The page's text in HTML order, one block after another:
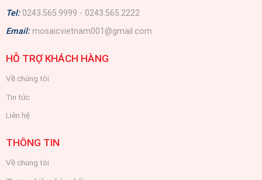
Tel: 0243.565.9999 - 0243.565.2222
Email: mosaicvietnam001@gmail.com
HỖ TRỢ KHÁCH HÀNG
Về chúng tôi
Tin tức
Liên hệ
THÔNG TIN
Về chúng tôi